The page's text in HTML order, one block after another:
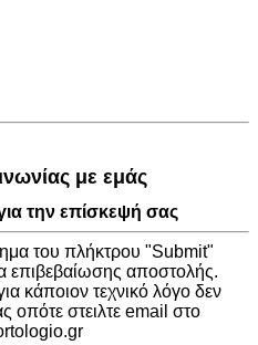
με εμάς
την επίσκεψή σας
του πλήκτρου "Submit"
επιβεβαίωσης αποστολής.
κάποιον τεχνικό λόγο δεν
οπότε στειλτε email στο